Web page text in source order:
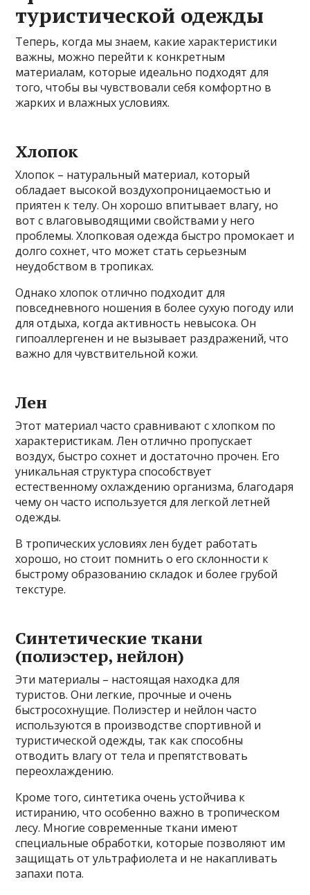
туристической одежды
Теперь, когда мы знаем, какие характеристики
важны, можно перейти к конкретным
материалам, которые идеально подходят для
того, чтобы вы чувствовали себя комфортно в
жарких и влажных условиях.
Хлопок
Хлопок – натуральный материал, который
обладает высокой воздухопроницаемостью и
приятен к телу. Он хорошо впитывает влагу, но
вот с влаговыводящими свойствами у него
проблемы. Хлопковая одежда быстро промокает и
долго сохнет, что может стать серьезным
неудобством в тропиках.
Однако хлопок отлично подходит для
повседневного ношения в более сухую погоду или
для отдыха, когда активность невысока. Он
гипоаллергенен и не вызывает раздражений, что
важно для чувствительной кожи.
Лен
Этот материал часто сравнивают с хлопком по
характеристикам. Лен отлично пропускает
воздух, быстро сохнет и достаточно прочен. Его
уникальная структура способствует
естественному охлаждению организма, благодаря
чему он часто используется для легкой летней
одежды.
В тропических условиях лен будет работать
хорошо, но стоит помнить о его склонности к
быстрому образованию складок и более грубой
текстуре.
Синтетические ткани
(полиэстер, нейлон)
Эти материалы – настоящая находка для
туристов. Они легкие, прочные и очень
быстросохнущие. Полиэстер и нейлон часто
используются в производстве спортивной и
туристической одежды, так как способны
отводить влагу от тела и препятствовать
переохлаждению.
Кроме того, синтетика очень устойчива к
истиранию, что особенно важно в тропическом
лесу. Многие современные ткани имеют
специальные обработки, которые позволяют им
защищать от ультрафиолета и не накапливать
запахи пота.